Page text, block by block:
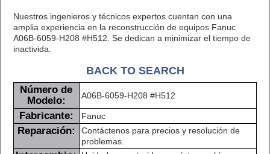
Nuestros ingenieros y técnicos expertos cuentan con una
amplia experiencia en la reconstrucción de equipos Fanuc
A06B-6059-H208 #H512. Se dedican a minimizar el tiempo de
inactivida.
BACK TO SEARCH
Número de
Modelo:
A06B-6059-H208 #H512
Fabricante: Fanuc
Reparación:
Contáctenos para precios y resolución de
problemas.